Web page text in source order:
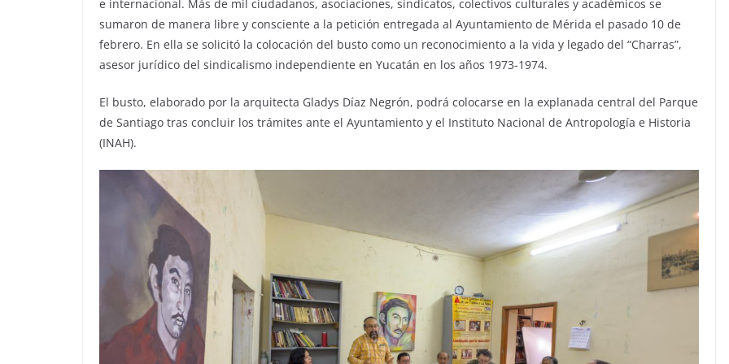
e internacional. Más de mil ciudadanos, asociaciones, sindicatos, colectivos culturales y académicos se
sumaron de manera libre y consciente a la petición entregada al Ayuntamiento de Mérida el pasado 10 de
febrero. En ella se solicitó la colocación del busto como un reconocimiento a la vida y legado del “Charras”,
asesor jurídico del sindicalismo independiente en Yucatán en los años 1973-1974.
El busto, elaborado por la arquitecta Gladys Díaz Negrón, podrá colocarse en la explanada central del Parque
de Santiago tras concluir los trámites ante el Ayuntamiento y el Instituto Nacional de Antropología e Historia
(INAH).